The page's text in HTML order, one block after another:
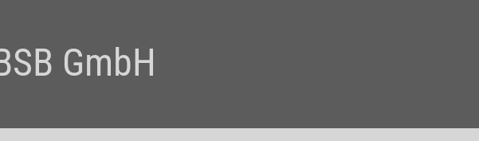
GmbH